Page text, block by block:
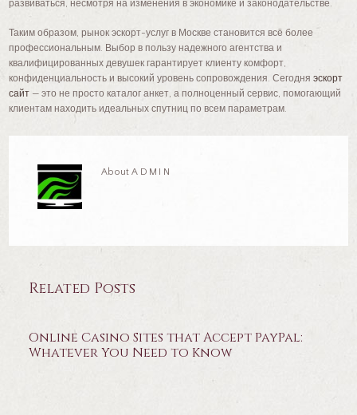
развиваться, несмотря на изменения в экономике и законодательстве.
Таким образом, рынок эскорт-услуг в Москве становится всё более
профессиональным. Выбор в пользу надежного агентства и
квалифицированных девушек гарантирует клиенту комфорт,
конфиденциальность и высокий уровень сопровождения. Сегодняэскорт
сайт — это не просто каталог анкет, а полноценный сервис, помогающий
клиентам находить идеальных спутниц по всем параметрам.
AboutADMIN
Related Posts
Online Casino Sites that Accept PayPal:
Whatever You Need to Know